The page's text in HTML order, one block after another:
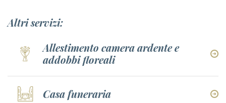
Altri servizi:
Allestimento camera ardente e
addobbi floreali
Casa funeraria